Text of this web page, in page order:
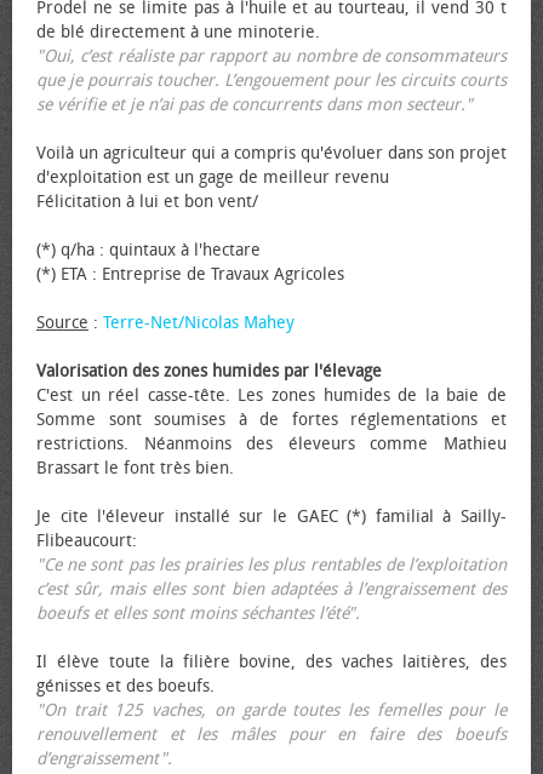
Prodel ne se limite pas à l'huile et au tourteau, il vend 30 t
de blé directement à une minoterie.
"Oui, c’est réaliste par rapport au nombre de consommateurs
que je pourrais toucher. L’engouement pour les circuits courts
se vérifie et je n’ai pas de concurrents dans mon secteur."
Voilà un agriculteur qui a compris qu'évoluer dans son projet
d'exploitation est un gage de meilleur revenu
Félicitation à lui et bon vent/
(*) q/ha : quintaux à l'hectare
(*) ETA : Entreprise de Travaux Agricoles
Source : Terre-Net/Nicolas Mahey
Valorisation des zones humides par l'élevage
C'est un réel casse-tête. Les zones humides de la baie de
Somme sont soumises à de fortes réglementations et
restrictions. Néanmoins des éleveurs comme Mathieu
Brassart le font très bien.
Je cite l'éleveur installé sur le GAEC (*) familial à Sailly-
Flibeaucourt:
"Ce ne sont pas les prairies les plus rentables de l’exploitation
c’est sûr, mais elles sont bien adaptées à l’engraissement des
bœufs et elles sont moins séchantes l’été".
Il élève toute la filière bovine, des vaches laitières, des
génisses et des bœufs.
"On trait 125 vaches, on garde toutes les femelles pour le
renouvellement et les mâles pour en faire des bœufs
d’engraissement".